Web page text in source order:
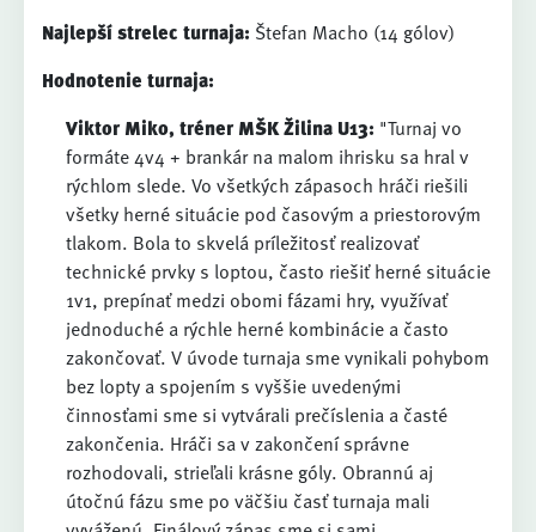
Najlepší strelec turnaja: Štefan Macho (14 gólov)
Hodnotenie turnaja:
Viktor Miko, tréner MŠK Žilina U13: "Turnaj vo
formáte 4v4 + brankár na malom ihrisku sa hral v
rýchlom slede. Vo všetkých zápasoch hráči riešili
všetky herné situácie pod časovým a priestorovým
tlakom. Bola to skvelá príležitosť realizovať
technické prvky s loptou, často riešiť herné situácie
1v1, prepínať medzi obomi fázami hry, využívať
jednoduché a rýchle herné kombinácie a často
zakončovať. V úvode turnaja sme vynikali pohybom
bez lopty a spojením s vyššie uvedenými
činnosťami sme si vytvárali prečíslenia a časté
zakončenia. Hráči sa v zakončení správne
rozhodovali, strieľali krásne góly. Obrannú aj
útočnú fázu sme po väčšiu časť turnaja mali